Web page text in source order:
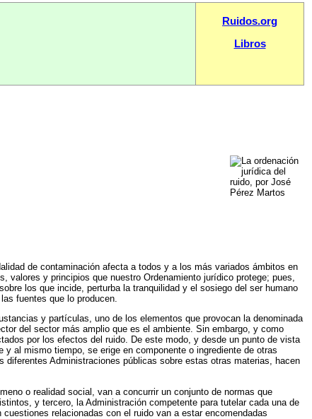
Ruidos.org
Libros
de contaminación afecta a todos y a los más variados ámbitos en
valores y principios que nuestro Ordenamiento jurídico protege; pues,
los que incide, perturba la tranquilidad y el sosiego del ser humano
fuentes que lo producen.
y partículas, uno de los elementos que provocan la denominada
del sector más amplio que es el ambiente. Sin embargo, y como
por los efectos del ruido. De este modo, y desde un punto de vista
al mismo tiempo, se erige en componente o ingrediente de otras
Administraciones públicas sobre estas otras materias, hacen
o realidad social, van a concurrir un conjunto de normas que
y tercero, la Administración competente para tutelar cada una de
relacionadas con el ruido van a estar encomendadas